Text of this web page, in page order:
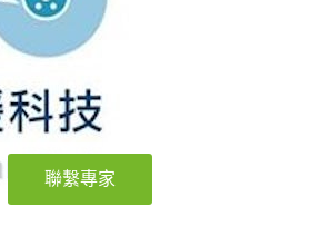
聯繫專家